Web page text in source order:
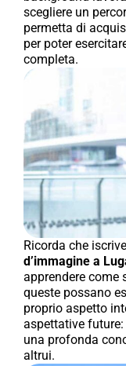
scegliere un
permetta di
per poter
completa.
Ricorda che
d’immagine a
apprendere come
queste possano
proprio aspetto
aspettative
una profonda
altrui.